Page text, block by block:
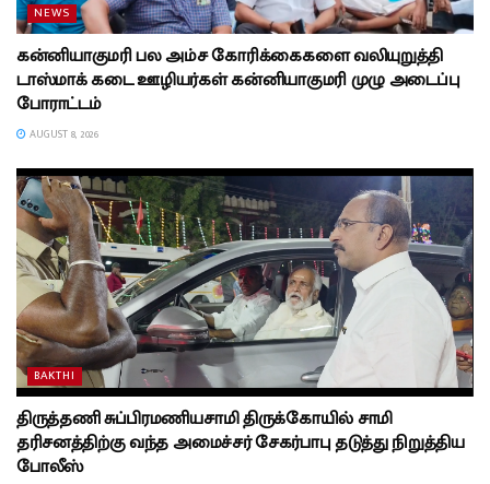
NEWS
கன்னியாகுமரி பல அம்ச கோரிக்கைகளை வலியுறுத்தி
டாஸ்மாக் கடை ஊழியர்கள் கன்னியாகுமரி முழு அடைப்பு
போராட்டம்
AUGUST 8, 2026
BAKTHI
திருத்தணி சுப்பிரமணியசாமி திருக்கோயில் சாமி
தரிசனத்திற்கு வந்த அமைச்சர் சேகர்பாபு தடுத்து நிறுத்திய
போலீஸ்